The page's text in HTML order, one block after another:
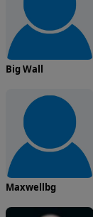
Big Wall
Maxwellbg